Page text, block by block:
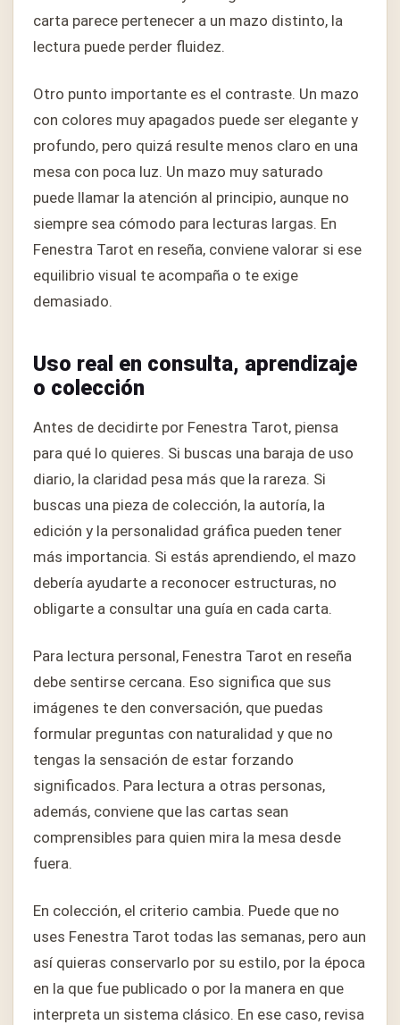
carta parece pertenecer a un mazo distinto, la
lectura puede perder fluidez.
Otro punto importante es el contraste. Un mazo
con colores muy apagados puede ser elegante y
profundo, pero quizá resulte menos claro en una
mesa con poca luz. Un mazo muy saturado
puede llamar la atención al principio, aunque no
siempre sea cómodo para lecturas largas. En
Fenestra Tarot en reseña, conviene valorar si ese
equilibrio visual te acompaña o te exige
demasiado.
Uso real en consulta, aprendizaje
o colección
Antes de decidirte por Fenestra Tarot, piensa
para qué lo quieres. Si buscas una baraja de uso
diario, la claridad pesa más que la rareza. Si
buscas una pieza de colección, la autoría, la
edición y la personalidad gráfica pueden tener
más importancia. Si estás aprendiendo, el mazo
debería ayudarte a reconocer estructuras, no
obligarte a consultar una guía en cada carta.
Para lectura personal, Fenestra Tarot en reseña
debe sentirse cercana. Eso significa que sus
imágenes te den conversación, que puedas
formular preguntas con naturalidad y que no
tengas la sensación de estar forzando
significados. Para lectura a otras personas,
además, conviene que las cartas sean
comprensibles para quien mira la mesa desde
fuera.
En colección, el criterio cambia. Puede que no
uses Fenestra Tarot todas las semanas, pero aun
así quieras conservarlo por su estilo, por la época
en la que fue publicado o por la manera en que
interpreta un sistema clásico. En ese caso, revisa